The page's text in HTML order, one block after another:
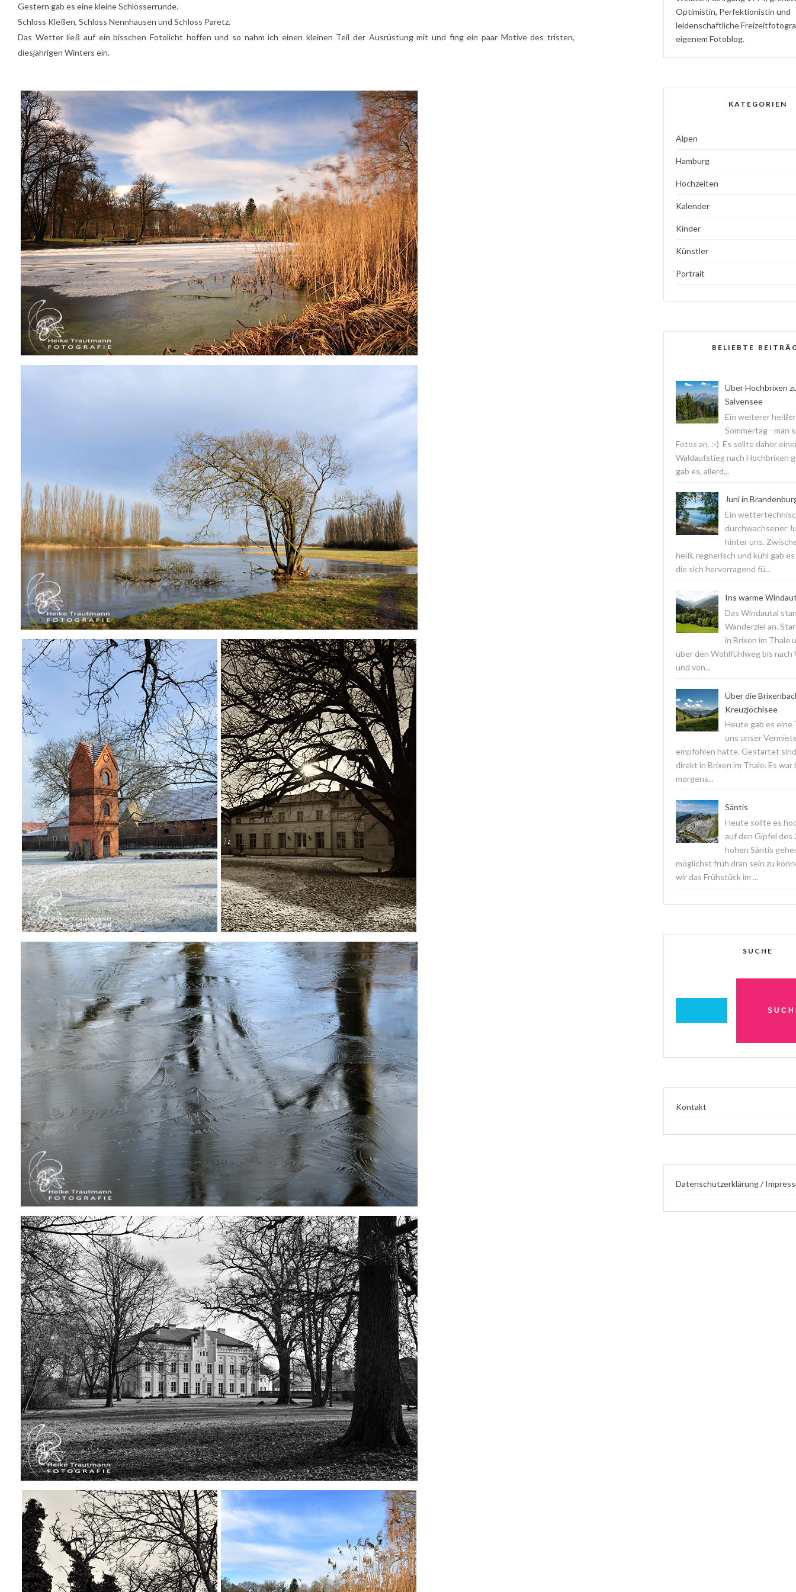
Gestern gab es eine kleine Schlösserrunde.
Schloss Kleßen, Schloss Nennhausen und Schloss Paretz.
Das Wetter ließ auf ein bisschen Fotolicht hoffen und so nahm ich einen kleinen Teil der Ausrüstung mit und fing ein paar Motive des tristen,
diesjährigen Winters ein.
Optimistin, Perfektionistin und
leidenschaftliche
eigenem Fotoblog.
KATEGORIEN
Alpen
Hamburg
Hochzeiten
Kalender
Kinder
Künstler
Portrait
BELIEBTE
Über Hochbrixen
Salvensee
Ein weiterer heißer
Sommertag - man
Fotos an. :-) Es sollte daher
Waldaufstieg nach Hochbrixen
gab es, allerd...
Juni in
Ein
durchwachsener
hinter uns.
heiß, regnerisch und kühl gab es
die sich hervorragend fü...
Ins warme
Das Windautal
Wanderziel an.
in Brixen im Thale
über den Wohlfühlweg bis
und von...
Über die
Kreuzjöchlsee
Heute gab es eine
uns unser
empfohlen hatte. Gestartet
direkt in Brixen im Thale. Es
morgens...
Säntis
Heute sollte es
auf den Gipfel des
hohen Säntis
möglichst früh dran sein zu
wir das Frühstück im ...
SUCHE
Kontakt
Datenschutzerklärung /